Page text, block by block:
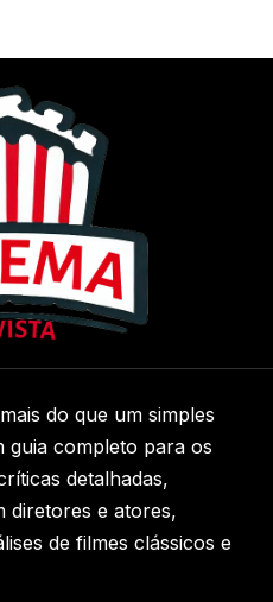
do que um simples
guia completo para os
detalhadas,
diretores e atores,
de filmes clássicos e